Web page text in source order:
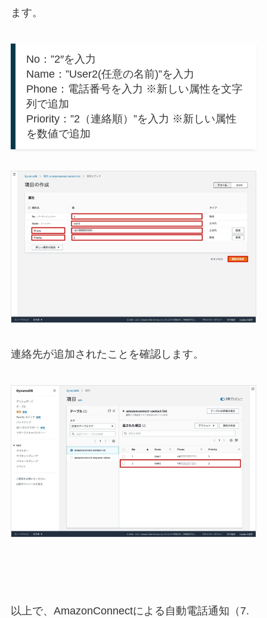
ます。
No：”2″を入力
Name：”User2(任意の名前)”を入力
Phone：電話番号を入力 ※新しい属性を文字
列で追加
Priority：”2（連絡順）”を入力 ※新しい属性
を数値で追加
連絡先が追加されたことを確認します。
以上で、AmazonConnectによる自動電話通知（7.